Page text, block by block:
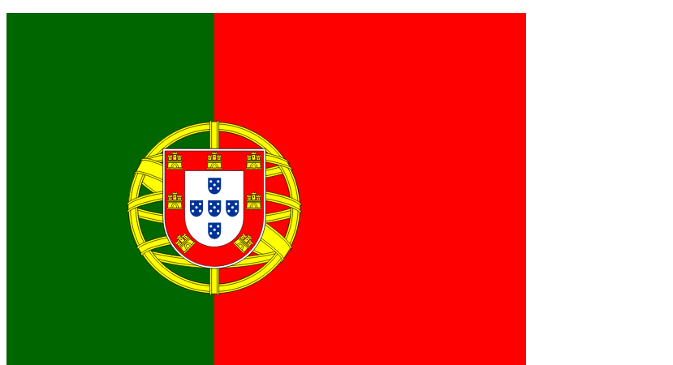
Em diálogo com a B. Braun. Entre em contacto connosco